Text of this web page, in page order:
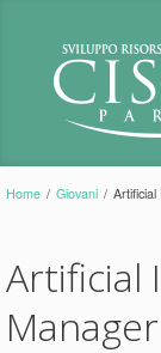
Home / Giovani / Artificial
Artificial
Manager